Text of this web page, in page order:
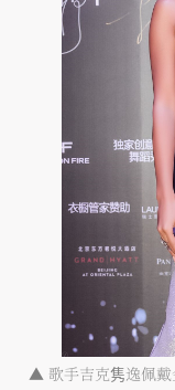
▲ 歌手吉克隽逸佩